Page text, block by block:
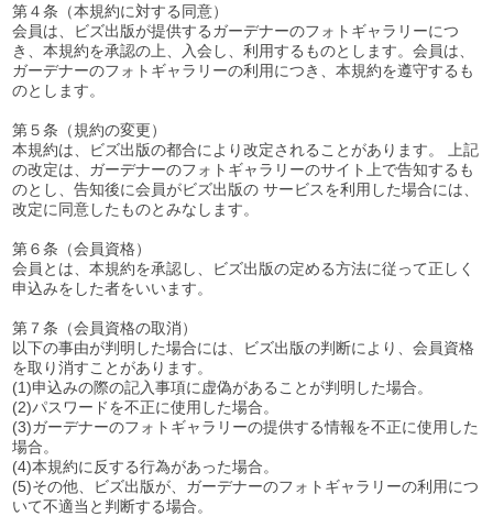
第４条（本規約に対する同意）
会員は、ビズ出版が提供するガーデナーのフォトギャラリーにつ
き、本規約を承認の上、入会し、利用するものとします。会員は、
ガーデナーのフォトギャラリーの利用につき、本規約を遵守するも
のとします。
第５条（規約の変更）
本規約は、ビズ出版の都合により改定されることがあります。 上記
の改定は、ガーデナーのフォトギャラリーのサイト上で告知するも
のとし、告知後に会員がビズ出版の サービスを利用した場合には、
改定に同意したものとみなします。
第６条（会員資格）
会員とは、本規約を承認し、ビズ出版の定める方法に従って正しく
申込みをした者をいいます。
第７条（会員資格の取消）
以下の事由が判明した場合には、ビズ出版の判断により、会員資格
を取り消すことがあります。
(1)申込みの際の記入事項に虚偽があることが判明した場合。
(2)パスワードを不正に使用した場合。
(3)ガーデナーのフォトギャラリーの提供する情報を不正に使用した
場合。
(4)本規約に反する行為があった場合。
(5)その他、ビズ出版が、ガーデナーのフォトギャラリーの利用につ
いて不適当と判断する場合。